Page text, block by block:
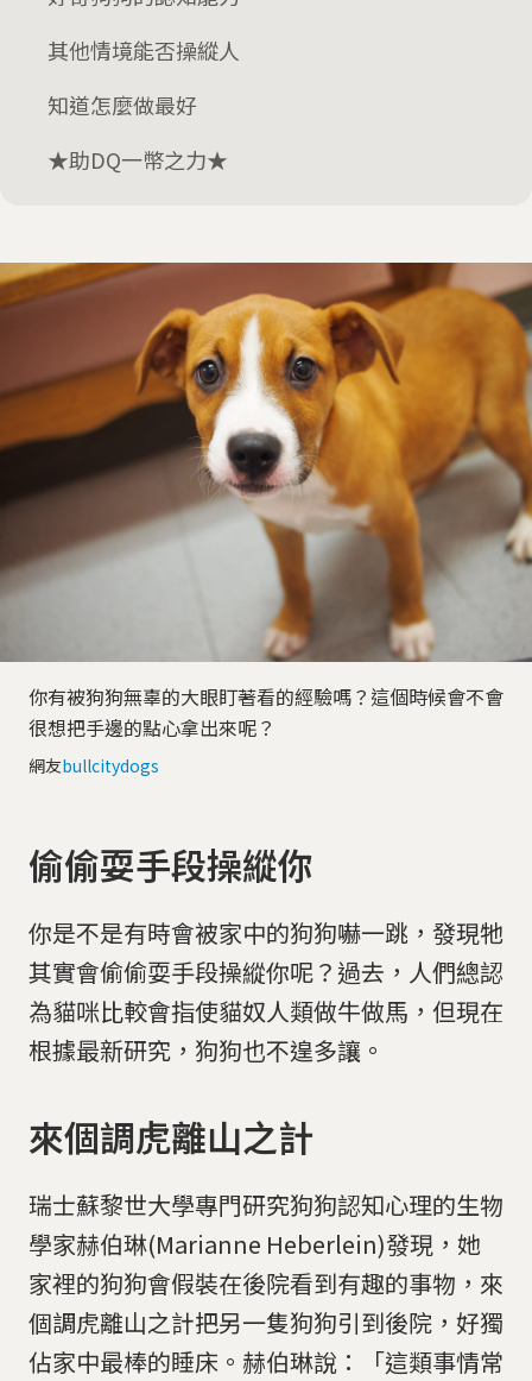
其他情境能否操縱人
知道怎麼做最好
★助DQ一幣之力★
你有被狗狗無辜的大眼盯著看的經驗嗎？這個時候會不會
很想把手邊的點心拿出來呢？
網友bullcitydogs
偷偷耍手段操縱你
你是不是有時會被家中的狗狗嚇一跳，發現牠
其實會偷偷耍手段操縱你呢？過去，人們總認
為貓咪比較會指使貓奴人類做牛做馬，但現在
根據最新研究，狗狗也不遑多讓。
來個調虎離山之計
瑞士蘇黎世大學專門研究狗狗認知心理的生物
學家赫伯琳(Marianne Heberlein)發現，她
家裡的狗狗會假裝在後院看到有趣的事物，來
個調虎離山之計把另一隻狗狗引到後院，好獨
佔家中最棒的睡床。赫伯琳說：「這類事情常